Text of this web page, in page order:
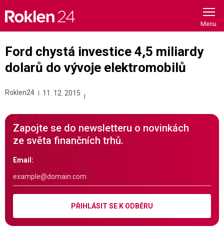
content
Ford chystá investice 4,5 miliardy
dolarů do vývoje elektromobilů
Roklen24 11. 12. 2015
Zapojte se do newsletteru o novinkách
ze světa finančních trhů.
Email:
PŘIHLÁSIT SE K ODBĚRU